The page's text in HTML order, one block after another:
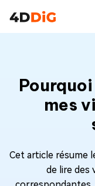
mes
Cet article résume
de lire des